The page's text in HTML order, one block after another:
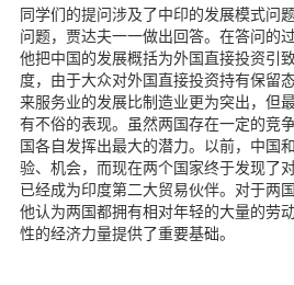
同学们的提问涉及了中印的发展模式问
问题，贾达夫一一做出回答。在答问的
他把中国的发展概括为外国直接投资引
度，由于大众对外国直接投资持有保留
来服务业的发展比制造业更为突出，但
有不俗的表现。虽然两国存在一定的竞
国各自发挥出最大的潜力。以前，中国
验、机会，而现在两个国家终于发现了
已经成为印度第二大贸易伙伴。对于两
他认为两国都拥有相对年轻的大量的劳
性的经济力量提供了重要基础。